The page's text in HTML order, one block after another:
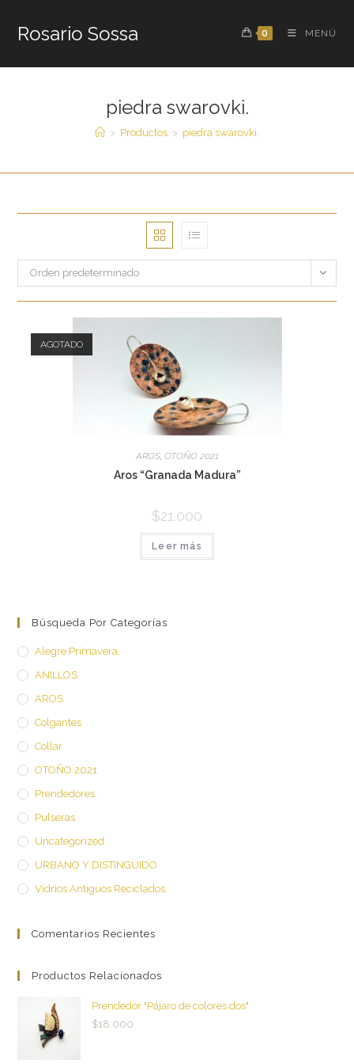
Rosario Sossa 0 MENÚ
piedra swarovki.
> Productos > piedra swarovki.
Orden predeterminado
AGOTADO
AROS, OTOÑO 2021
Aros “Granada Madura”
$21.000
Leer más
Búsqueda Por Categorías
Alegre Primavera.
ANILLOS
AROS
Colgantes
Collar
OTOÑO 2021
Prendedores.
Pulseras
Uncategorized
URBANO Y DISTINGUIDO
Vidrios Antiguos Reciclados.
Comentarios Recientes
Productos Relacionados
Prendedor "Pájaro de colores dos"
$18.000